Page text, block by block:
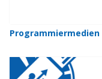
Programmiermedien